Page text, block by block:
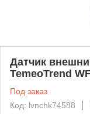
Датчик
TemeoTrend
Под заказ
Код: lvnchk74588